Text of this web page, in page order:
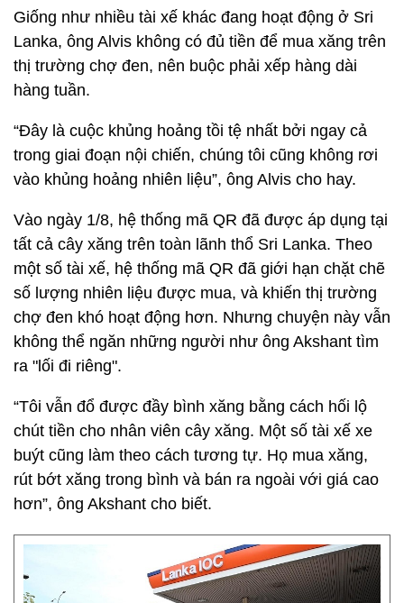
Giống như nhiều tài xế khác đang hoạt động ở Sri
Lanka, ông Alvis không có đủ tiền để mua xăng trên
thị trường chợ đen, nên buộc phải xếp hàng dài
hàng tuần.
“Đây là cuộc khủng hoảng tồi tệ nhất bởi ngay cả
trong giai đoạn nội chiến, chúng tôi cũng không rơi
vào khủng hoảng nhiên liệu”, ông Alvis cho hay.
Vào ngày 1/8, hệ thống mã QR đã được áp dụng tại
tất cả cây xăng trên toàn lãnh thổ Sri Lanka. Theo
một số tài xế, hệ thống mã QR đã giới hạn chặt chẽ
số lượng nhiên liệu được mua, và khiến thị trường
chợ đen khó hoạt động hơn. Nhưng chuyện này vẫn
không thể ngăn những người như ông Akshant tìm
ra "lối đi riêng".
“Tôi vẫn đổ được đầy bình xăng bằng cách hối lộ
chút tiền cho nhân viên cây xăng. Một số tài xế xe
buýt cũng làm theo cách tương tự. Họ mua xăng,
rút bớt xăng trong bình và bán ra ngoài với giá cao
hơn”, ông Akshant cho biết.